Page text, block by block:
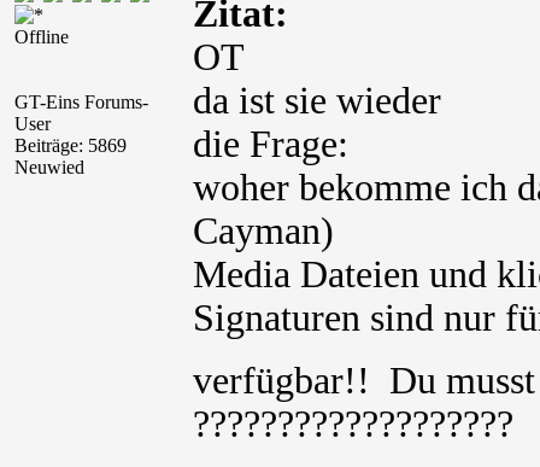
Offline
GT-Eins Forums-
User
Beiträge: 5869
Neuwied
Zitat:
OT
da ist sie wieder
die Frage:
woher bekomme ich
Cayman)
Media Dateien und
Signaturen sind nur
verfügbar!! Du
???????????????????